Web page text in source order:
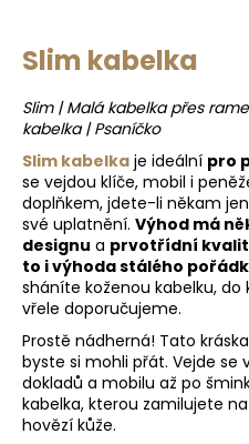
Slim kabelka
Slim | Malá kabelka přes
kabelka | Psaníčko
Slim kabelka je ideální pro
se vejdou klíče, mobil i
doplňkem, jdete-li někam
své uplatnění. Výhod má
designu a prvotřídní
to i výhoda stálého
sháníte koženou kabelku,
vřele doporučujeme.
Prostě nádherná! Tato
byste si mohli přát. Vejde
dokladů a mobilu až po
kabelka, kterou zamilujete
hovězí kůže.